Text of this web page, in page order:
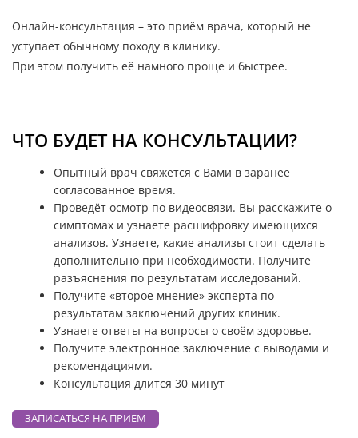
Онлайн-консультация – это приём врача, который не
уступает обычному походу в клинику.
При этом получить её намного проще и быстрее.
ЧТО БУДЕТ НА КОНСУЛЬТАЦИИ?
Опытный врач свяжется с Вами в заранее
согласованное время.
Проведёт осмотр по видеосвязи. Вы расскажите о
симптомах и узнаете расшифровку имеющихся
анализов. Узнаете, какие анализы стоит сделать
дополнительно при необходимости. Получите
разъяснения по результатам исследований.
Получите «второе мнение» эксперта по
результатам заключений других клиник.
Узнаете ответы на вопросы о своём здоровье.
Получите электронное заключение с выводами и
рекомендациями.
Консультация длится 30 минут
ЗАПИСАТЬСЯ НА ПРИЕМ